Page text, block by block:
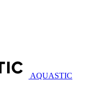
AQUASTIC